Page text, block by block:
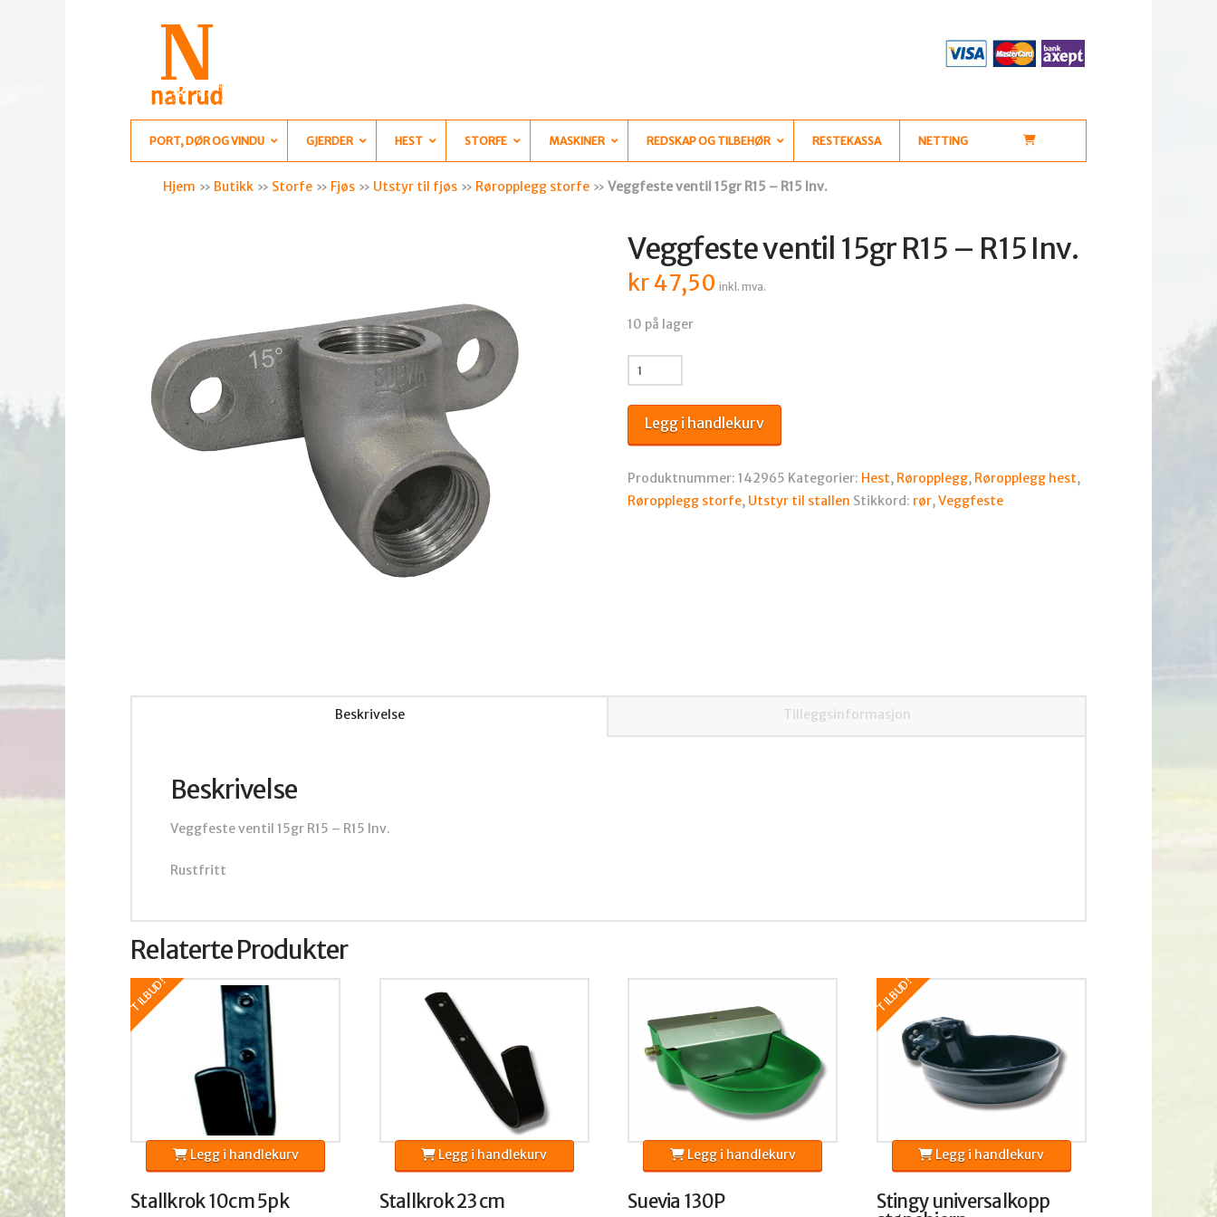
PORT, DØR OG VINDU GJERDER HEST STORFE MASKINER REDSKAP OG TILBEHØR RESTEKASSA NETTING
Hjem » Butikk » Storfe » Fjøs » Utstyr til fjøs » Røropplegg storfe » Veggfeste ventil 15gr R15 – R15 Inv.
Veggfeste ventil 15gr R15 – R15 Inv.
kr47,50 inkl. mva.
10 på lager
Veggfeste
ventil
15gr
R15
R15
Inv.
Legg i handlekurv
Produktnummer:142965 Kategorier: Hest, Røropplegg, Røropplegg hest,
Røropplegg storfe, Utstyr til stallen Stikkord: rør,Veggfeste
Beskrivelse Tilleggsinformasjon
Beskrivelse
Veggfeste ventil 15gr R15 – R15 Inv.
Rustfritt
Relaterte Produkter
TILBUD!
Stallkrok 10cm 5pk
Legg i handlekurv
Stallkrok 23 cm
Legg i handlekurv
Suevia 130P
Legg i handlekurv
TILBUD!
Stingy universalkopp
Legg i handlekurv